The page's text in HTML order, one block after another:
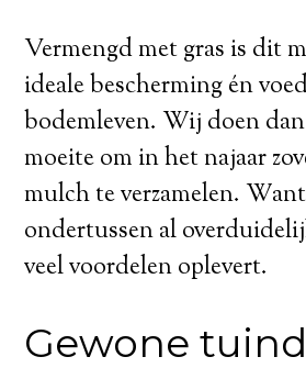
Vermengd met gras is dit
ideale bescherming én
bodemleven. Wij doen
moeite om in het najaar
mulch te verzamelen.
ondertussen al
veel voordelen oplevert.
Gewone